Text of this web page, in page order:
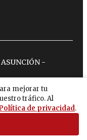
mejorar tu
tráfico. Al
de privacidad.
-
spotify